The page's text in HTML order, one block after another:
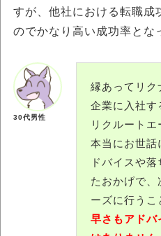
すが、他社における転職成
のでかなり高い成功率とな
縁あってリク
企業に入社す
リクルート
本当にお世話
ドバイスや
たおかげで、
ーズに行うこ
早さもアドバ
30代男性